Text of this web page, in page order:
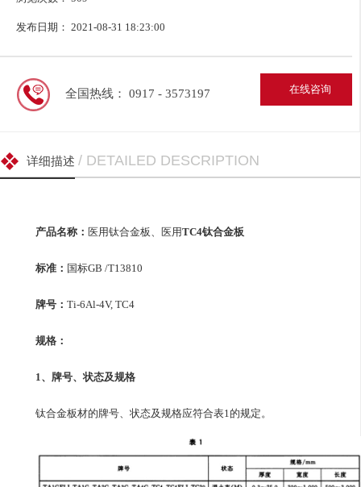
发布日期： 2021-08-31 18:23:00
在线咨询
全国热线： 0917 - 3573197
详细描述 / DETAILED DESCRIPTION
产品名称： 医用钛合金板 、医用TC4钛合金板
标准： 国标GB /T13810
牌号：Ti-6Al-4V, TC4
规格：
1、牌号、状态及规格
钛合金板材的牌号、状态及规格应符合表1的规定。